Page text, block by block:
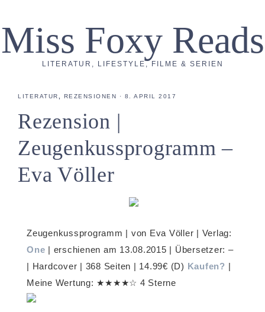
Miss Foxy Reads
LITERATUR, LIFESTYLE, FILME & SERIEN
LITERATUR REZENSIONEN · 8. APRIL 2017
Rezension |
Zeugenkussprogramm –
Eva Völler
Zeugenkussprogramm | von Eva Völler | Verlag:
One | erschienen am 13.08.2015 | Übersetzer: –
| Hardcover | 368 Seiten | 14.99€ (D) Kaufen? |
Meine Wertung: ★★★★☆ 4 Sterne